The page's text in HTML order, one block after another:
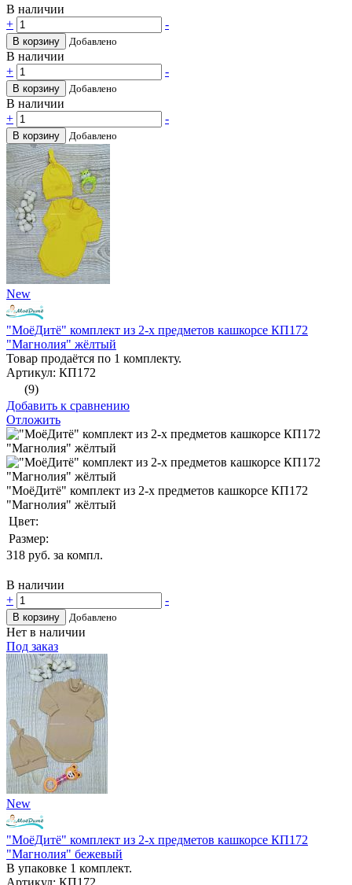
В наличии
+
-
В корзину Добавлено
В наличии
+
-
В корзину Добавлено
В наличии
+
-
В корзину Добавлено
New
"МоёДитё" комплект из 2-х предметов кашкорсе КП172
"Магнолия" жёлтый
Товар продаётся по 1 комплекту.
Артикул: КП172
(9)
Добавить к сравнению
Отложить
"МоёДитё" комплект из 2-х предметов кашкорсе КП172
"Магнолия" жёлтый
Цвет:
Размер:
318 руб. за компл.
В наличии
+
-
В корзину Добавлено
Нет в наличии
Под заказ
New
"МоёДитё" комплект из 2-х предметов кашкорсе КП172
"Магнолия" бежевый
В упаковке 1 комплект.